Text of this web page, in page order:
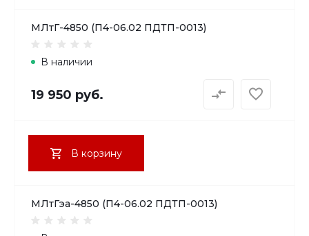
МЛтГ-4850 (П4-06.02 ПДТП-0013)
В наличии
19 950 руб.
В корзину
МЛтГэа-4850 (П4-06.02 ПДТП-0013)